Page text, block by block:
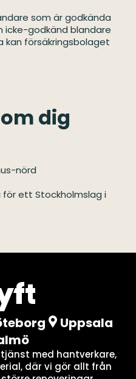
som är godkända
icke-godkänd blandare
kan försäkringsbolaget
dig
nörd
ett Stockholmslag i
Uppsala
med hantverkare,
där vi gör allt från